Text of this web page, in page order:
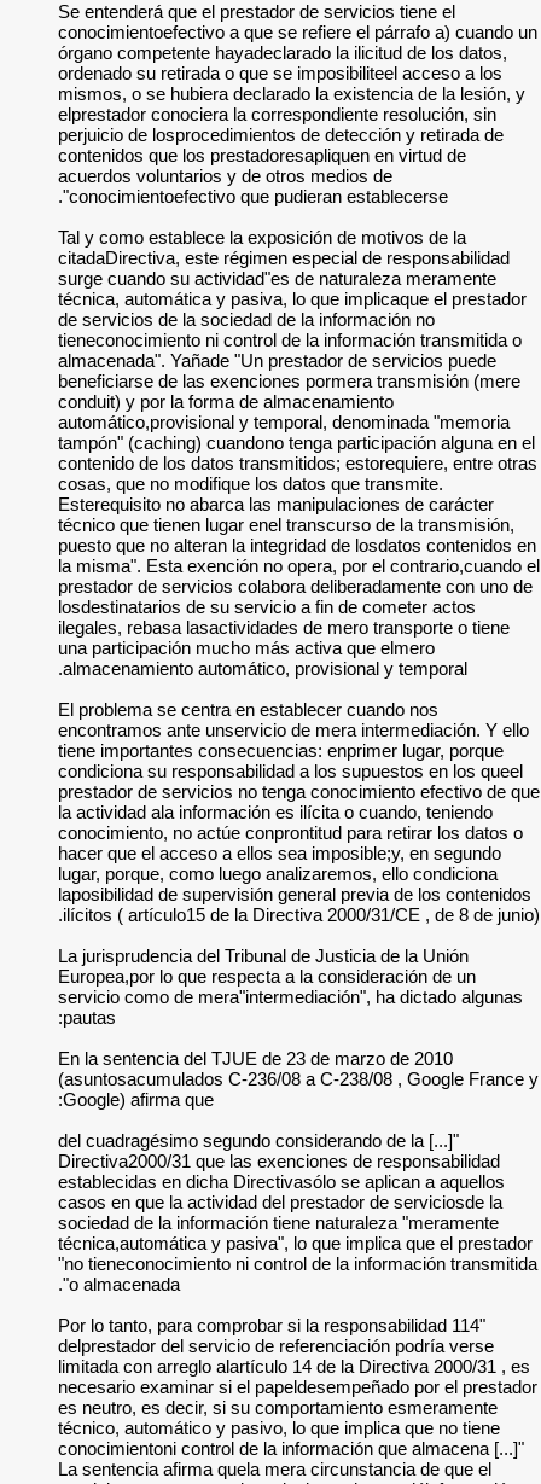
Se entenderá que
órgano
ordenado su
mismos, o se
elprestador
perjuicio de
contenidos que los
acuerdos
Tal y como
citadaDirectiva,
surge cuando su
técnica,
de servicios de la
tieneconocimiento
almacenada".
beneficiarse de las
conduit) y por la
tampón" (caching)
contenido de los
cosas, que no
Esterequisito no
técnico que tienen
puesto que no
la misma". Esta
prestador de
losdestinatarios de
ilegales, rebasa
una participación
almacenamiento
El problema se
encontramos ante
tiene importantes
condiciona su
prestador de
la actividad ala
conocimiento, no
hacer que el
lugar, porque,
laposibilidad de
ilícitos ( artículo15
La jurisprudencia
Europea,por lo que
servicio como de
En la sentencia del
"[...] del
Directiva2000/31
establecidas en
casos en que la
sociedad de la
técnica,automática
"no
"114 Por lo tanto,
delprestador del
limitada con
necesario
es neutro, es
técnico,
conocimientoni
La sentencia